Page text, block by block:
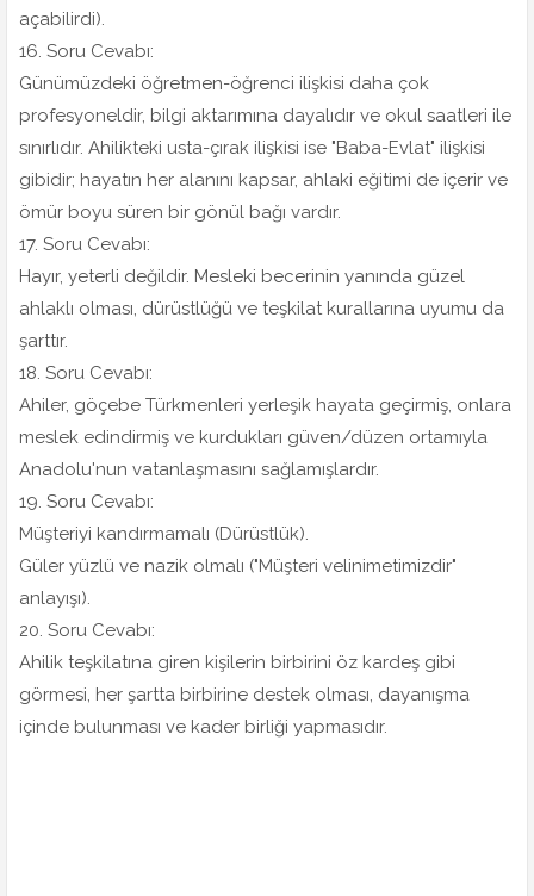
açabilirdi).
16. Soru Cevabı:
Günümüzdeki öğretmen-öğrenci ilişkisi daha çok
profesyoneldir, bilgi aktarımına dayalıdır ve okul saatleri ile
sınırlıdır. Ahilikteki usta-çırak ilişkisi ise "Baba-Evlat" ilişkisi
gibidir; hayatın her alanını kapsar, ahlaki eğitimi de içerir ve
ömür boyu süren bir gönül bağı vardır.
17. Soru Cevabı:
Hayır, yeterli değildir. Mesleki becerinin yanında güzel
ahlaklı olması, dürüstlüğü ve teşkilat kurallarına uyumu da
şarttır.
18. Soru Cevabı:
Ahiler, göçebe Türkmenleri yerleşik hayata geçirmiş, onlara
meslek edindirmiş ve kurdukları güven/düzen ortamıyla
Anadolu'nun vatanlaşmasını sağlamışlardır.
19. Soru Cevabı:
Müşteriyi kandırmamalı (Dürüstlük).
Güler yüzlü ve nazik olmalı ("Müşteri velinimetimizdir"
anlayışı).
20. Soru Cevabı:
Ahilik teşkilatına giren kişilerin birbirini öz kardeş gibi
görmesi, her şartta birbirine destek olması, dayanışma
içinde bulunması ve kader birliği yapmasıdır.